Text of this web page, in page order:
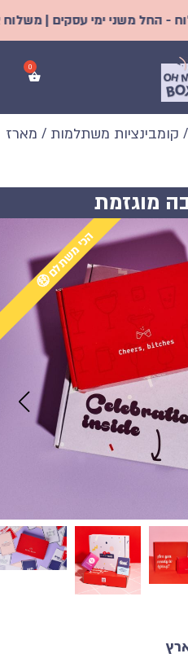
ימי עסקים | משלוח
/ קומבינציות משתלמות / מארז
מוגזמת
הכי משתלם 🤑